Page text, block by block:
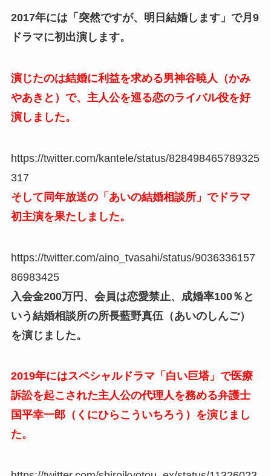
2017年には「突然ですが、明日結婚します」で月9
ドラマに初出演します。
演じたのは結婚に利益を求める男神谷暁人（かみ
やあきと）で、主人公を巡る恋のライバル役を好
演しました。
https://twitter.com/kantele/status/828498465789325
317
そして同年放送の「あいの結婚相談所」でドラマ
初主演を果たしました。
https://twitter.com/aino_tvasahi/status/9036336157
86983425
入会金200万円、会員は恋愛禁止、成婚率100％と
いう結婚相談所の所長藍野真伍（あいのしんご）
を演じました。
2019年にはスペシャルドラマ「白い巨塔」で医療
訴訟を起こされた主人公の代理人を務める弁護士
国平幸一郎（くにひらこういちろう）を演じまし
た。